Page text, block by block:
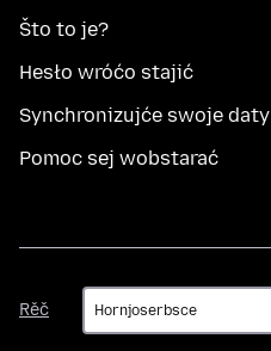
Što to je?
Hesło wróćo stajić
Synchronizujće swoje daty
Pomoc sej wobstarać
Rěč
Rěč